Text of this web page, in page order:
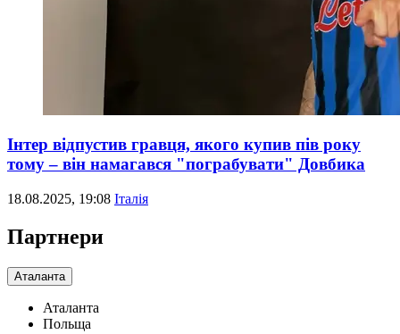
Інтер відпустив гравця, якого купив пів року
тому – він намагався "пограбувати" Довбика
18.08.2025, 19:08 Італія
Партнери
Аталанта
Аталанта
Польща